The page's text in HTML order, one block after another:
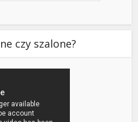
czy szalone?